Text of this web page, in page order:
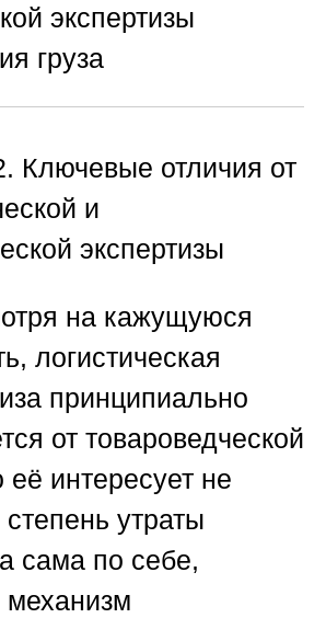
экспертизы
груза
Ключевые отличия от
и
экспертизы
на кажущуюся
логистическая
принципиально
от товароведческой
её интересует не
степень утраты
сама по себе,
механизм